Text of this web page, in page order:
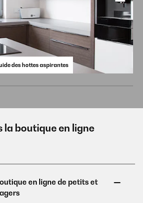
des hottes aspirantes
la boutique en ligne